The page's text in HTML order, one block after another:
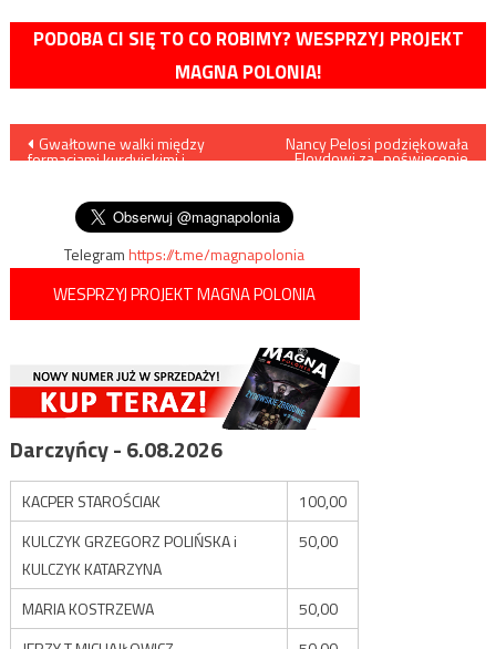
PODOBA CI SIĘ TO CO ROBIMY? WESPRZYJ PROJEKT
MAGNA POLONIA!
Nawigacja
wpisu
Gwałtowne walki między
formacjami kurdyjskimi i
Nancy Pelosi podziękowała
Floydowi za „poświęcenie
Telegramhttps://t.me/magnapolonia
WESPRZYJ PROJEKT MAGNA POLONIA
Darczyńcy - 6.08.2026
KACPER STAROŚCIAK
100,00
KULCZYK GRZEGORZ POLIŃSKA i
KULCZYK KATARZYNA
50,00
MARIA KOSTRZEWA
50,00